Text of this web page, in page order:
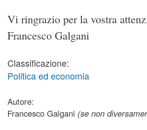
Vi ringrazio per la vostra
Francesco Galgani
Classificazione:
Politica ed economia
Autore:
Francesco Galgani (se non